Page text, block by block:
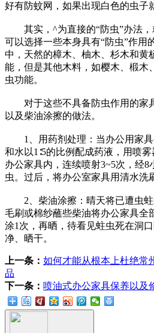
好有防蚊网，如果出现白色的虫子
其实，^为直接的“防虫”办法，
可以选择一些本身具有“防虫”作用
中，天然的樟木、柚木、杉木和黄
能，但是其他木料，如樱木、椴木
虫功能。
对于这些不具备防虫作用的家
以及柴油涂擦的做法。
1、用药剂处理：当办公用家具
和水以1∶5的比例配成药液，用喷
办公家具内，连续喷射3~5次，经8
虫。过后，将办公室家具用清水洗
2、柴油涂擦：晴天将已遭虫蛀
毛刷或棉纱蘸些柴油将办公家具全
涂1次，再晒，待看见蛀虫死在洞
净、晒干。
上一条： 如何才能从根本上杜绝常
品
下一条： 喷油式办公家具保养以及